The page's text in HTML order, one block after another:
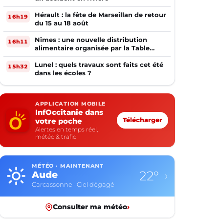
16h19
Hérault : la fête de Marseillan de retour
du 15 au 18 août
16h11
Nîmes : une nouvelle distribution
alimentaire organisée par la Table
Ouverte
15h32
Lunel : quels travaux sont faits cet été
dans les écoles ?
APPLICATION MOBILE
InfOccitanie dans
votre poche
Alertes en temps réel,
météo & trafic
Télécharger
MÉTÉO · MAINTENANT
Aude
Carcassonne · Ciel dégagé
22° ›
Consulter ma météo›